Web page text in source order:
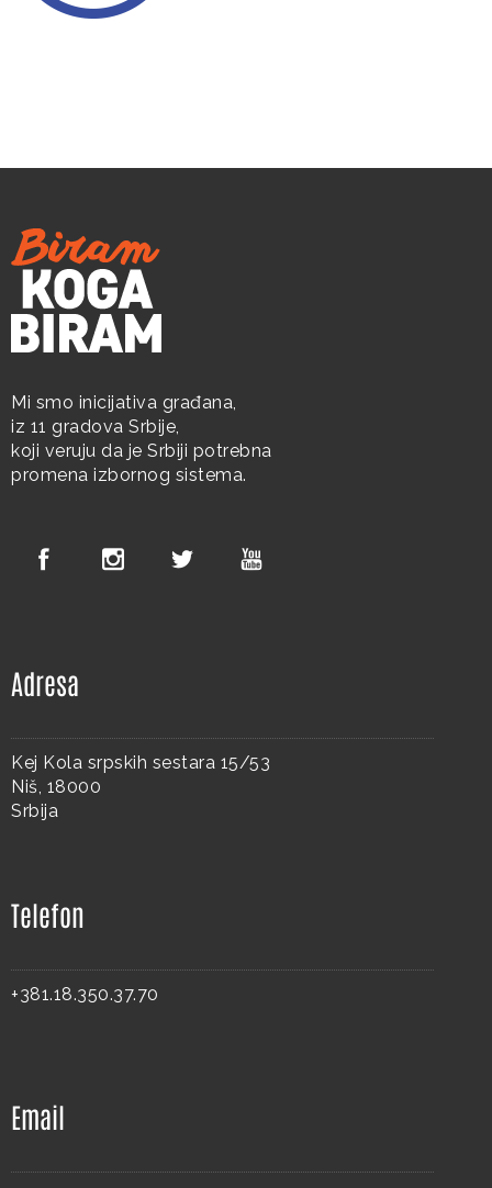
Mi smo inicijativa građana,
iz 11 gradova Srbije,
koji veruju da je Srbiji potrebna
promena izbornog sistema.
Adresa
Kej Kola srpskih sestara 15/53
Niš, 18000
Srbija
Telefon
+381.18.350.37.70
Email